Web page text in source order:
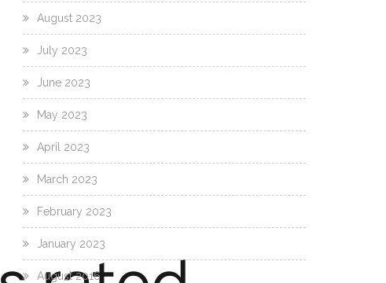
August 2023
July 2023
June 2023
May 2023
April 2023
March 2023
February 2023
January 2023
August 2016